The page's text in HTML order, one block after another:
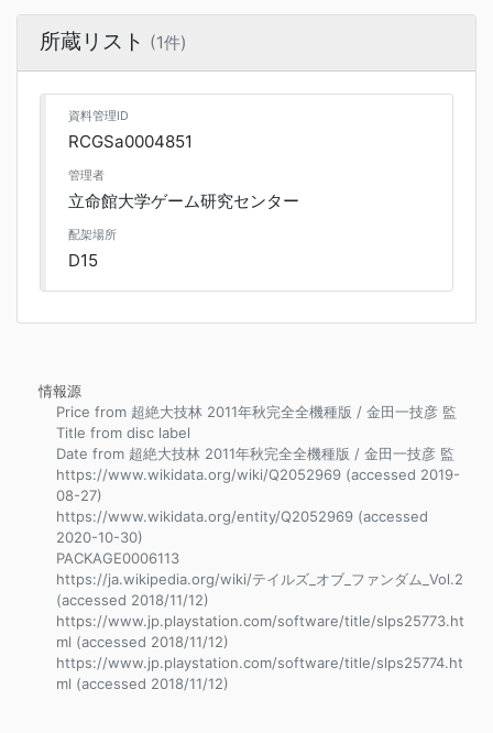
所蔵リスト (1件)
資料管理ID
RCGSa0004851
管理者
立命館大学ゲーム研究センター
配架場所
D15
情報源
Price from 超絶大技林 2011年秋完全全機種版 / 金田一技彦 監
Title from disc label
Date from 超絶大技林 2011年秋完全全機種版 / 金田一技彦 監
https://www.wikidata.org/wiki/Q2052969 (accessed 2019-
08-27)
https://www.wikidata.org/entity/Q2052969 (accessed
2020-10-30)
PACKAGE0006113
https://ja.wikipedia.org/wiki/テイルズ_オブ_ファンダム_Vol.2
(accessed 2018/11/12)
https://www.jp.playstation.com/software/title/slps25773.ht
ml (accessed 2018/11/12)
https://www.jp.playstation.com/software/title/slps25774.ht
ml (accessed 2018/11/12)